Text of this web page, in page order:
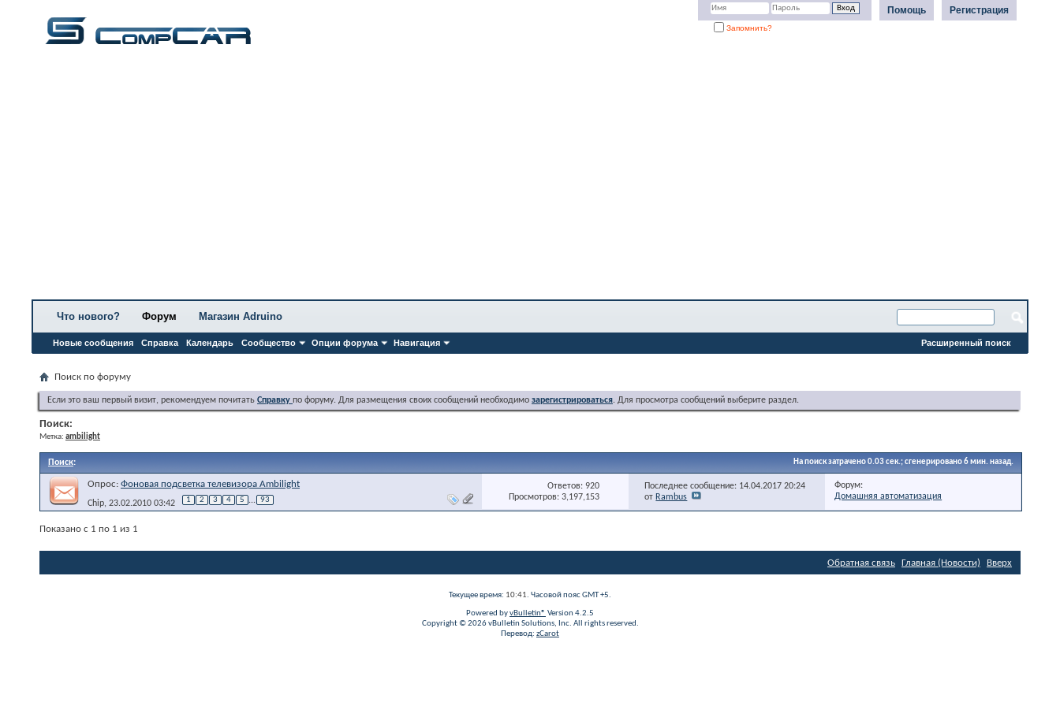
Регистрация
Помощь
Запомнить?
Что нового? Форум
Новые сообщения Справка Календарь Сообщество Опции форума Навигация
Магазин Adruino
Расширенный поиск
Поиск по форуму
Если это ваш первый визит, рекомендуем почитать Справку по форуму. Для размещения своих сообщений необходимо зарегистрироваться. Для просмотра сообщений выберите раздел.
Поиск:
Метка: ambilight
Поиск: На поиск затрачено0.03сек.; сгенерировано 6 мин. назад.
Опрос: Фоновая подсветка телевизора Ambilight
Chip, 23.02.2010 03:42 1 2 3 4 5 ... 93
Ответов: 920
Просмотров: 3,197,153
Последнее сообщение: 14.04.201720:24
отRambus
Форум:
Домашняя автоматизация
Показано с 1 по 1 из 1
Обратная связь Главная (Новости) Вверх
Текущее время: 10:41. Часовой пояс GMT +5.
Powered byvBulletin® Version 4.2.5
Copyright © 2026 vBulletin Solutions, Inc. All rights reserved.
Перевод: zCarot